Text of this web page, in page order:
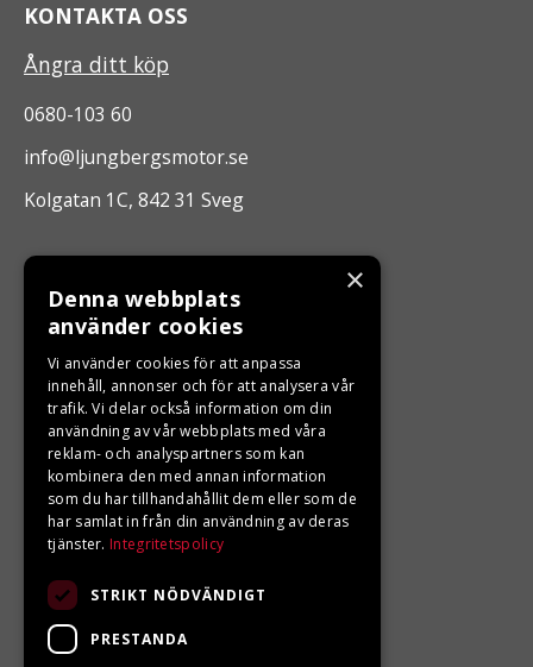
KONTAKTA OSS
Ångra ditt köp
0680-103 60
info@ljungbergsmotor.se
Kolgatan 1C, 842 31 Sveg
ÖPPETTIDER
Måndag - Fredag 10.00 -17.00
LJUNGBERGS MOTOR
Din BRP återförsäljare i Sveg!
×
Denna webbplats
använder cookies
Vi använder cookies för att anpassa
innehåll, annonser och för att analysera vår
trafik. Vi delar också information om din
användning av vår webbplats med våra
reklam- och analyspartners som kan
kombinera den med annan information
som du har tillhandahållit dem eller som de
har samlat in från din användning av deras
tjänster. Integritetspolicy
STRIKT NÖDVÄNDIGT
PRESTANDA